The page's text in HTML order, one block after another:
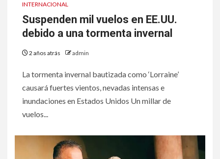
INTERNACIONAL
Suspenden mil vuelos en EE.UU.
debido a una tormenta invernal
2 años atrás admin
La tormenta invernal bautizada como ‘Lorraine’
causará fuertes vientos, nevadas intensas e
inundaciones en Estados Unidos Un millar de
vuelos...